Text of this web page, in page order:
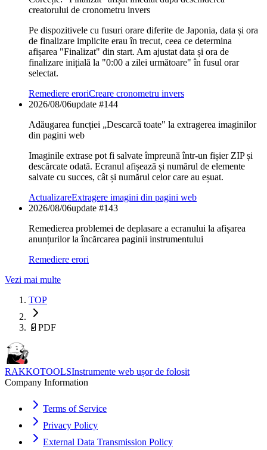
creatorului de cronometru invers
Pe dispozitivele cu fusuri orare diferite de Japonia, data și ora
de finalizare implicite erau în trecut, ceea ce determina
afișarea "Finalizat" din start. Am ajustat data și ora de
finalizare inițială la "0:00 a zilei următoare" în fusul orar
selectat.
Remediere eroriCreare cronometru invers
2026/08/06update #144
Adăugarea funcției „Descarcă toate" la extragerea imaginilor
din pagini web
Imaginile extrase pot fi salvate împreună într-un fișier ZIP și
descărcate odată. Ecranul afișează și numărul de elemente
salvate cu succes, cât și numărul celor care au eșuat.
ActualizareExtragere imagini din pagini web
2026/08/06update #143
Remedierea problemei de deplasare a ecranului la afișarea
anunțurilor la încărcarea paginii instrumentului
Remediere erori
Vezi mai multe
TOP
📄 PDF
RAKKOTOOLSInstrumente web ușor de folosit
Company Information
Terms of Service
Privacy Policy
External Data Transmission Policy